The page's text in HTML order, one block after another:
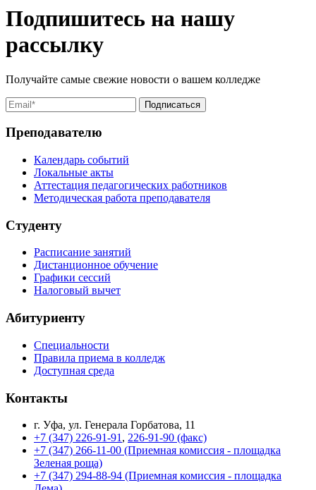
Подпишитесь на нашу
рассылку
Получайте самые свежие новости о вашем колледже
Преподавателю
Календарь событий
Локальные акты
Аттестация педагогических работников
Методическая работа преподавателя
Студенту
Расписание занятий
Дистанционное обучение
Графики сессий
Налоговый вычет
Абитуриенту
Специальности
Правила приема в колледж
Доступная среда
Контакты
г. Уфа, ул. Генерала Горбатова, 11
+7 (347) 226-91-91 , 226-91-90 (факс)
+7 (347) 266-11-00 (Приемная комиссия - площадка
Зеленая роща)
+7 (347) 294-88-94 (Приемная комиссия - площадка